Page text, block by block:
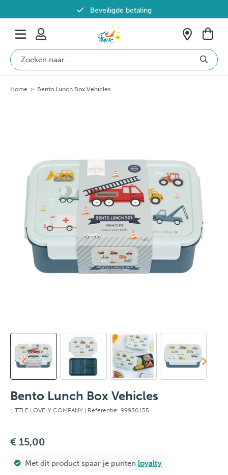
Beveiligde betaling
Gratis verzending vanaf €69 in België
Home > Bento Lunch Box Vehicles
Bento Lunch Box Vehicles
LITTLE LOVELY COMPANY | Referentie: 99950135
€ 15,00
Met dit product spaar je punten loyalty